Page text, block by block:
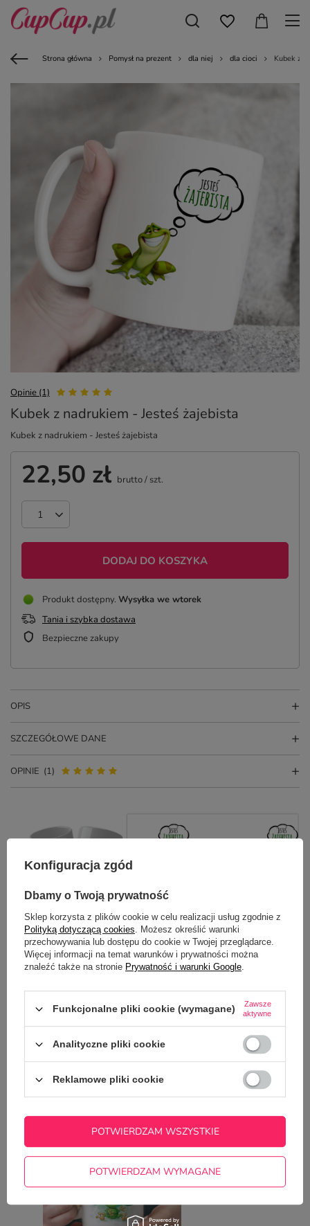
Strona główna Pomysł na prezent dla niej dla cioci Kubek z
Opinie (1)
Kubek z nadrukiem - Jesteś żajebista
Kubek z nadrukiem - Jesteś żajebista
22,50 zł brutto/ szt.
DODAJ DO KOSZYKA
Produkt dostępny Wysyłka we wtorek
Tania i szybka dostawa
Bezpieczne zakupy
OPIS
SZCZEGÓŁOWE DANE
OPINIE (1)
PYTANIA INNYCH KLIENTÓW
Czy zamiast żajebista może być żajebisty?
Potrzebujesz pomocy? Masz pytania?
Zadaj pytanie a my odpowiemy
odpowiedzi publikując dla innych.
ZADAJ PYTANIE
NAJCZĘŚCIEJ KUPOWANE Z
TYM TOWAREM
Kubek z nadrukiem
Konfiguracja zgód
Dbamy o Twoją prywatność
Sklep korzysta z plików cookie w celu realizacji usług zgodnie z
Polityką dotyczącą cookies. Możesz określić warunki
przechowywania lub dostępu do cookie w Twojej przeglądarce.
Więcej informacji na temat warunków i prywatności można
znaleźć także na stronie Prywatność i warunki Google.
Funkcjonalne pliki cookie (wymagane)
Zawsze
aktywne
Analityczne pliki cookie
Reklamowe pliki cookie
POTWIERDZAM WYMAGANE
POTWIERDZAM WSZYSTKIE